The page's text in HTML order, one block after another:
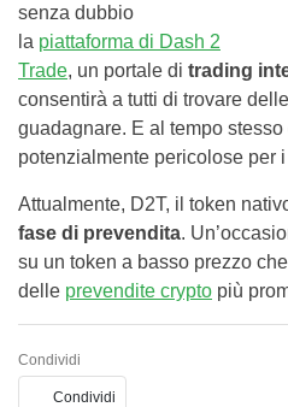
senza dubbio
la piattaforma di Dash 2
Trade, un portale di trading
consentirà a tutti di trovare
guadagnare. E al tempo
potenzialmente pericolose per
Attualmente, D2T, il token
fase di prevendita.
su un token a basso prezzo
delle prevendite crypto più
Condividi
Condividi